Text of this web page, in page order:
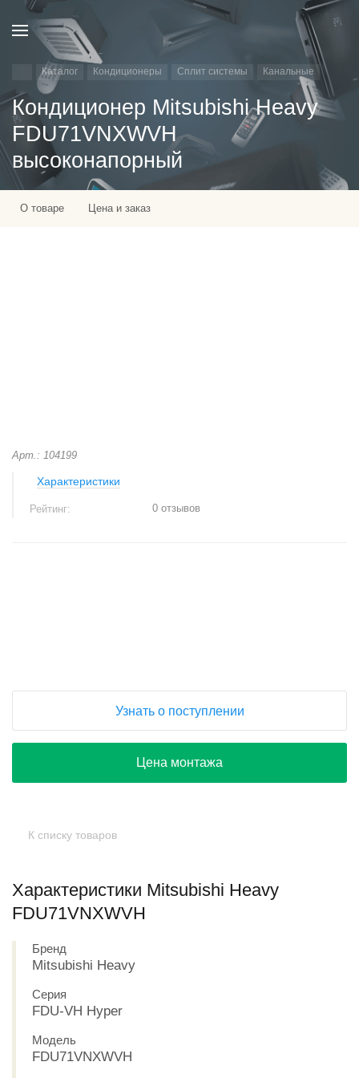
Каталог Кондиционеры Сплит системы Канальные
Кондиционер Mitsubishi Heavy
FDU71VNXWVH
высоконапорный
О товаре Цена и заказ
Арт.: 104199
Характеристики
Рейтинг: 0 отзывов
Узнать о поступлении
Цена монтажа
К списку товаров
Характеристики Mitsubishi Heavy
FDU71VNXWVH
Бренд
Mitsubishi Heavy
Серия
FDU-VH Hyper
Модель
FDU71VNXWVH